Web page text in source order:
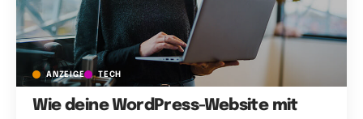
ANZEIGE TECH
Wie deine WordPress-Website mit